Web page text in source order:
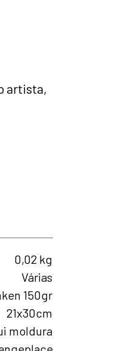
artista,
0,02 kg
Várias
150gr
21x30cm
moldura